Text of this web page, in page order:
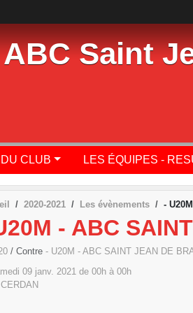
ABC Saint
CLUB LES ÉQUIPES -
2020-2021 Les évènements -
- ABC
/ Contre - U20M - ABC SAINT JEAN DE
09 janv. 2021 de 00h à 00h